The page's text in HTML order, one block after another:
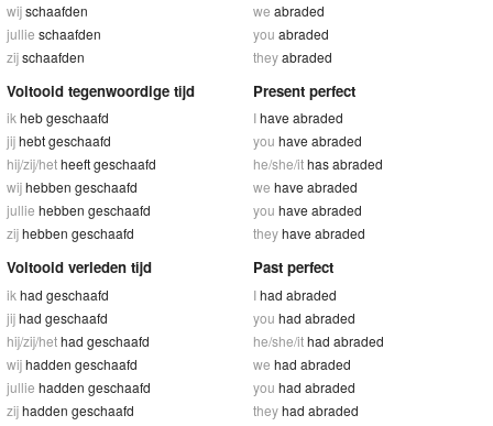
wijschaafden
jullie schaafden
zijschaafden
we abraded
you abraded
theyabraded
Voltooid tegenwoordige tijd
ikheb geschaafd
jijhebt geschaafd
hij/zij/hetheeft geschaafd
wijhebben geschaafd
jullie hebben geschaafd
zijhebben geschaafd
Present perfect
Ihave abraded
you have abraded
he/she/ithas abraded
we have abraded
you have abraded
theyhave abraded
Voltooid verleden tijd
ik had geschaafd
jijhad geschaafd
hij/zij/hethad geschaafd
wijhadden geschaafd
jullie hadden geschaafd
zijhadden geschaafd
Past perfect
Ihad abraded
you had abraded
he/she/ithad abraded
we had abraded
you had abraded
theyhad abraded